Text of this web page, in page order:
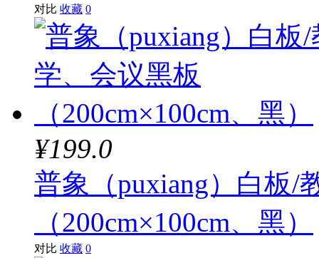
对比 收藏 0
¥199.0
普象（puxiang）白板/
（200cm×100cm、黑）
对比 收藏 0